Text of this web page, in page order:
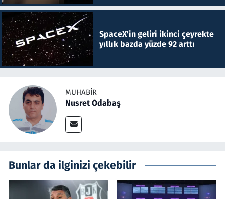
SpaceX'in geliri ikinci çeyrekte
yıllık bazda yüzde 92 arttı
MUHABIR
Nusret Odabaş
Bunlar da ilginizi çekebilir